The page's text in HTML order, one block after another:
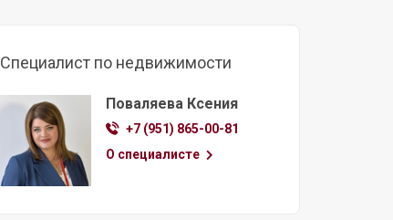
Специалист по недвижимости
Поваляева Ксения
+7 (951) 865-00-81
О специалисте